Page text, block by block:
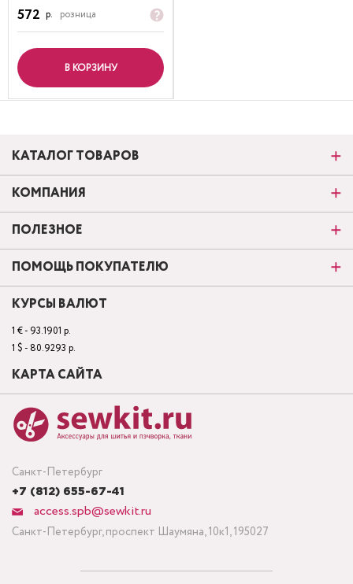
572 р. розница
В КОРЗИНУ
Санкт-Петербург
+7 (812) 655-67-41
access.spb@sewkit.ru
Санкт-Петербург, проспект Шаумяна, 10к1, 195027
КАТАЛОГ ТОВАРОВ
КОМПАНИЯ
ПОЛЕЗНОЕ
ПОМОЩЬ ПОКУПАТЕЛЮ
КУРСЫ ВАЛЮТ
1 € - 93.1901 р.
1 $ - 80.9293 р.
КАРТА САЙТА